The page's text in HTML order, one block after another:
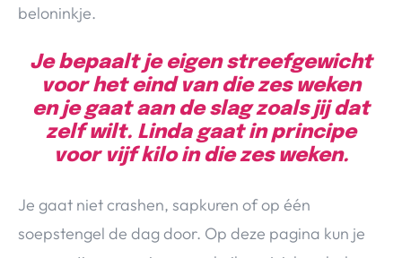
beloninkje.
Je bepaalt je eigen streefgewicht
voor het eind van die zes weken
en je gaat aan de slag zoals jij dat
zelf wilt. Linda gaat in principe
voor vijf kilo in die zes weken.
Je gaat niet crashen, sapkuren of op één
soepstengel de dag door. Op deze pagina kun je